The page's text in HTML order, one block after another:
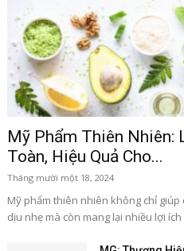
Mỹ Phẩm Thiên Nhiên:
Toàn, Hiệu Quả Cho...
Tháng mười một 18, 2024
Mỹ phẩm thiên nhiên không chỉ giúp
dịu nhẹ mà còn mang lại nhiều lợi ích